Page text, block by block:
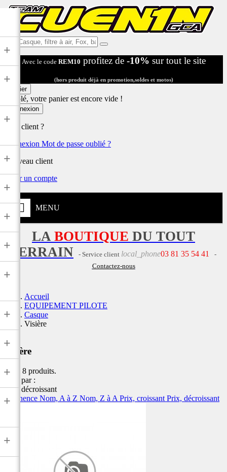
Ex:
Casque,
filtre
air,
Fox,
...
Avec le code REM10 profitez de -10% sur tout le site
(hors produit déjà en promotion,soldes et motos)
Panier
Désolé, votre panier est encore vide !
Connexion
Déjà client ?
Connexion Mot de passe oublié ?
Nouveau client
Créer un compte
MENU
+
+
+
+
+
+
+
+
+
+
+
+
+
LA BOUTIQUE DU TOUT
TERRAIN
- Service client local_phone03 81 35 54 41
-
Contactez-nous
Accueil
EQUIPEMENT PILOTE
Casque
Visière
Visière
Il y a 8 produits.
Trier par :
Prix, décroissant
Pertinence Nom, A à Z Nom, Z à A Prix, croissant Prix, décroissant